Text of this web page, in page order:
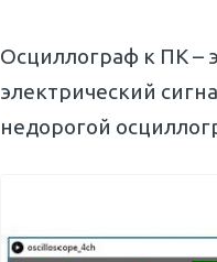
Осциллограф к ПК –
электрический
недорогой